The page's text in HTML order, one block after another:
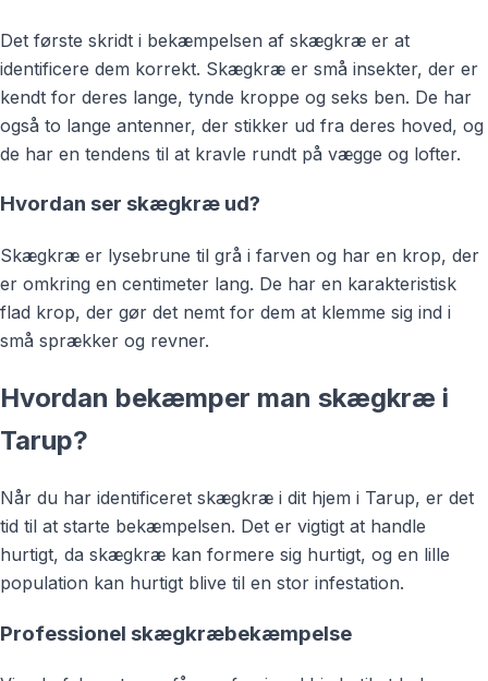
Det første skridt i bekæmpelsen af skægkræ er at
identificere dem korrekt. Skægkræ er små insekter, der er
kendt for deres lange, tynde kroppe og seks ben. De har
også to lange antenner, der stikker ud fra deres hoved, og
de har en tendens til at kravle rundt på vægge og lofter.
Hvordan ser skægkræ ud?
Skægkræ er lysebrune til grå i farven og har en krop, der
er omkring en centimeter lang. De har en karakteristisk
flad krop, der gør det nemt for dem at klemme sig ind i
små sprækker og revner.
Hvordan bekæmper man skægkræ i
Tarup?
Når du har identificeret skægkræ i dit hjem i Tarup, er det
tid til at starte bekæmpelsen. Det er vigtigt at handle
hurtigt, da skægkræ kan formere sig hurtigt, og en lille
population kan hurtigt blive til en stor infestation.
Professionel skægkræbekæmpelse